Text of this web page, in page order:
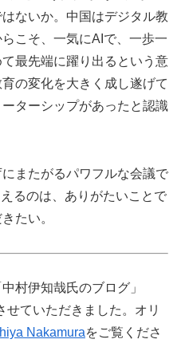
ないか。中国はデジタル教
こそ、一気にAIで、一歩一
最先端に躍り出るという意
の変化を大きく成し遂げて
ターシップがあったと認識
またがるパワフルな会議で
るのは、ありがたいことで
たい。
村伊知哉氏のブログ」
ていただきました。オリ
Nakamuraをご覧くださ